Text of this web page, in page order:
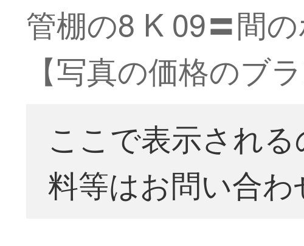
管棚の8 K 09〓間
【写真の価格のブ
ここで表示され
料等はお問い合